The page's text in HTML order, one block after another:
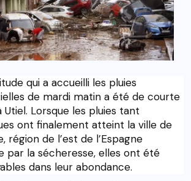
qui a accueilli les pluies
de mardi matin a été de courte
Utiel. Lorsque les pluies tant
ont finalement atteint la ville de
région de l’est de l’Espagne
par la sécheresse, elles ont été
dans leur abondance.